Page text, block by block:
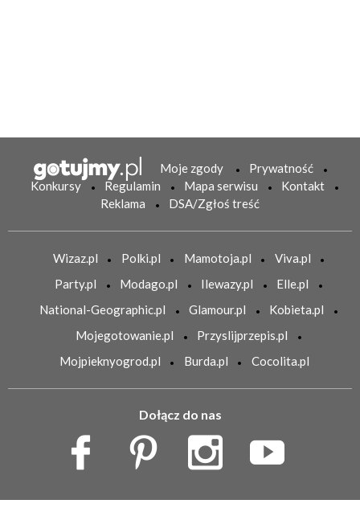
Moje zgody
Prywatność
Konkursy
Regulamin Mapa serwisu
Kontakt
Reklama
DSA/Zgłoś treść
Wizaz.pl Polki.pl Mamotoja.pl
Viva.pl
Party.pl
Modago.pl Ilewazy.pl
Elle.pl
National-Geographic.pl
Glamour.pl
Kobieta.pl
Mojegotowanie.pl
Przyslijprzepis.pl
Mojpieknyogrod.pl
Burda.pl Cocolita.pl
Dołącz do nas